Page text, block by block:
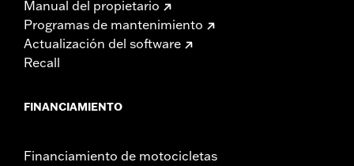
Manual del propietario
Programas de mantenimiento
Actualización del software
Recall
FINANCIAMIENTO
Financiamiento de motocicletas